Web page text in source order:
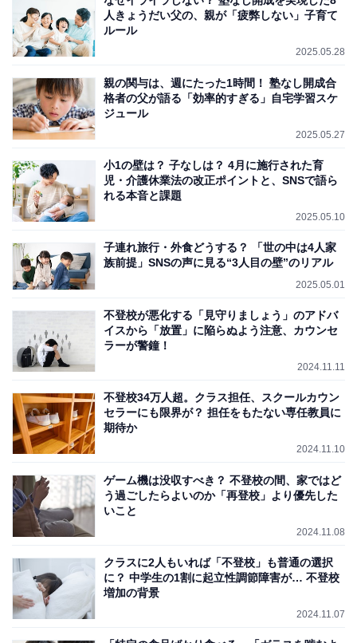
人きょうだい父の、親が「疲弊しない」子育て
ルール
2025.05.28
親の関与は、週にたった1時間！ 塾なし開成合
格者の父が語る「効率的すぎる」自宅学習スケ
ジュール
2025.05.27
小1の壁は？ 子なしは？ 4月に施行された育
児・介護休業法の改正ポイントと、SNSで語ら
れる本音と課題
2025.05.10
子連れ旅行・外食どうする？ 「世の中は4人家
族前提」SNSの声に見る“3人目の壁”のリアル
2025.05.01
不登校が悪化する「見守りましょう」のアドバ
イスから「放置」に陥らぬよう注意、カウンセ
ラーが警鐘！
2024.11.11
不登校34万人超。クラス担任、スクールカウン
セラーにも限界が？ 担任をもたない専任教員に
期待か
2024.11.10
ゲーム機は没収すべき？ 不登校の間、家ではど
う過ごしたらよいのか「再登校」より優先した
いこと
2024.11.08
クラスに2人もいれば「不登校」も普通の選択
に？ 中学生の1割に起立性調節障害が… 不登校
増加の背景
2024.11.07